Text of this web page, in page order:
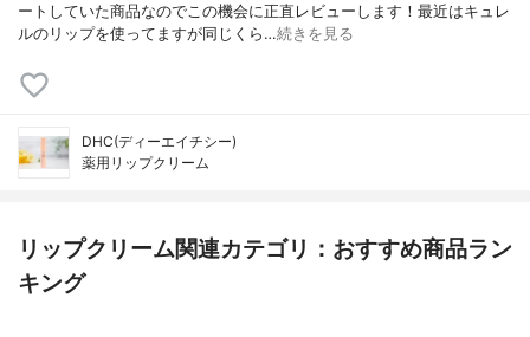
ートしていた商品なのでこの機会に正直レビューします！最近はキュレ
ルのリップを使ってますが同じくら…続きを見る
DHC(ディーエイチシー)
薬用リップクリーム
リップクリーム関連カテゴリ：おすすめ商品ラン
キング